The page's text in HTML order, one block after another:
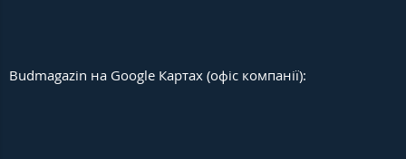
Budmagazin на Google Картах (офіс компанії):